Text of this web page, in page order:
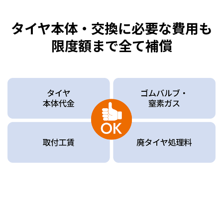
タイヤ本体・交換に必要な費用も
限度額まで全て補償